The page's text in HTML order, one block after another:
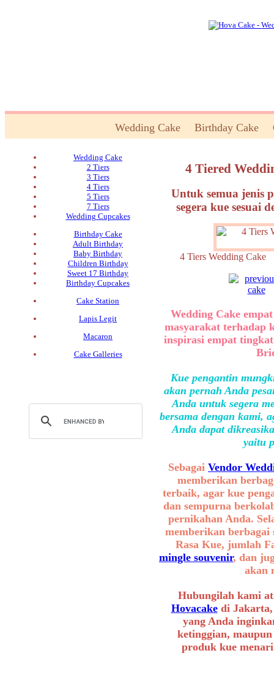
Wedding Cake Birthday Cake
Wedding Cake
2 Tiers
3 Tiers
4 Tiers
5 Tiers
7 Tiers
Wedding Cupcakes
Birthday Cake
Adult Birthday
Baby Birthday
Children Birthday
Sweet 17 Birthday
Birthday Cupcakes
Cake Station
Lapis Legit
Macaron
Cake Galleries
4 Tiered
Untuk semua jenis
segera kue sesuai
4 Tiers Wedding
Wedding Cake
masyarakat terhadap
inspirasi empat
Kue pengantin
akan pernah Anda
Anda untuk segera
bersama dengan kami,
Anda dapat
yaitu
Sebagai Vendor
memberikan
terbaik, agar kue
dan sempurna
pernikahan Anda.
memberikan
Rasa Kue, jumlah
mingle souvenir, dan
akan
Hubungilah kami
Hovacakedi Jakarta,
yang Anda
ketinggian,
produk kue